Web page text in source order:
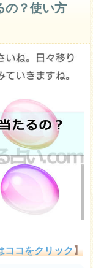
の？使い方
ココをクリック】